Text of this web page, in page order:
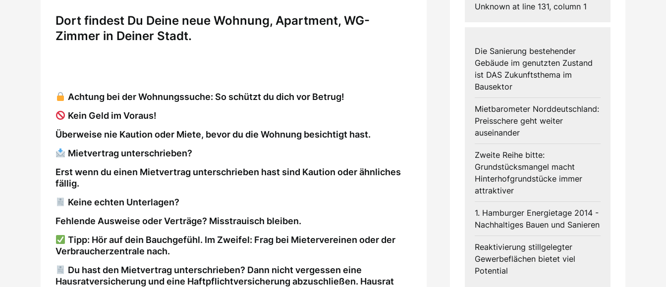
Dort findest Du Deine neue Wohnung, Apartment, WG-
Zimmer in Deiner Stadt.
Achtung bei der Wohnungssuche: So schützt du dich vor Betrug!
Kein Geld im Voraus!
Überweise nie Kaution oder Miete, bevor du die Wohnung besichtigt hast.
Mietvertrag unterschrieben?
Erst wenn du einen Mietvertrag unterschrieben hast sind Kaution oder ähnliches
fällig.
Keine echten Unterlagen?
Fehlende Ausweise oder Verträge? Misstrauisch bleiben.
Tipp: Hör auf dein Bauchgefühl. Im Zweifel: Frag bei Mietervereinen oder der
Verbraucherzentrale nach.
Du hast den Mietvertrag unterschrieben? Dann nicht vergessen eine
Hausratversicherung und eine Haftpflichtversicherung abzuschließen. Hausrat
Unknown at line 131, column 1
Die Sanierung bestehender
Gebäude im genutzten Zustand
ist DAS Zukunftsthema im
Bausektor
Mietbarometer Norddeutschland:
Preisschere geht weiter
auseinander
Zweite Reihe bitte:
Grundstücksmangel macht
Hinterhofgrundstücke immer
attraktiver
1. Hamburger Energietage 2014 -
Nachhaltiges Bauen und Sanieren
Reaktivierung stillgelegter
Gewerbeflächen bietet viel
Potential